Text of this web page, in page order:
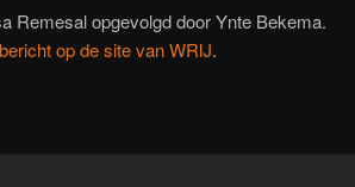
Remesal opgevolgd door Ynte Bekema.
op de site van WRIJ.